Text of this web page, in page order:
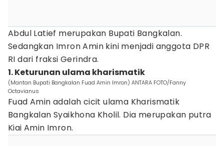
Abdul Latief merupakan Bupati Bangkalan.
Sedangkan Imron Amin kini menjadi anggota DPR
RI dari fraksi Gerindra.
1. Keturunan ulama kharismatik
(Mantan Bupati Bangkalan Fuad Amin Imron) ANTARA FOTO/Fanny
Octavianus
Fuad Amin adalah cicit ulama Kharismatik
Bangkalan Syaikhona Kholil. Dia merupakan putra
Kiai Amin Imron.